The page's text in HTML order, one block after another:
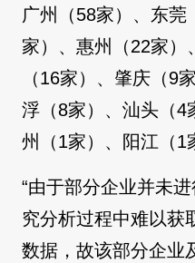
广州（58家）、东莞
家）、惠州（22家）
（16家）、肇庆（9
浮（8家）、汕头（4
州（1家）、阳江（1
“由于部分企业并未
究分析过程中难以获
数据，故该部分企业